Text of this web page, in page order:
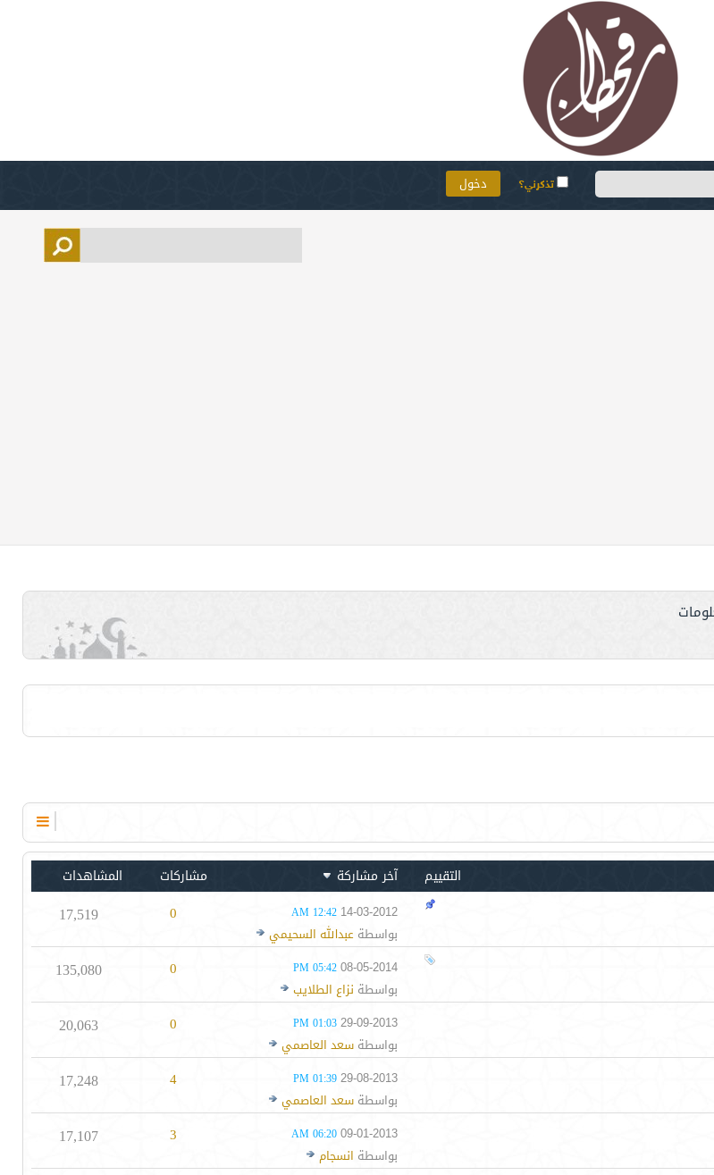
تذكرني؟
التقييم آخر مشاركة مشاركات المشاهدات
14-03-2012
12:42 AM
بواسطةعبدالله السحيمي
0
17,519
08-05-2014
05:42 PM
بواسطة نزاع الطلايب
0
135,080
29-09-2013
01:03 PM
بواسطةسعد العاصمي
0
20,063
29-08-2013
01:39 PM
بواسطةسعد العاصمي
4
17,248
09-01-2013
06:20 AM
بواسطة انسجام
3
17,107